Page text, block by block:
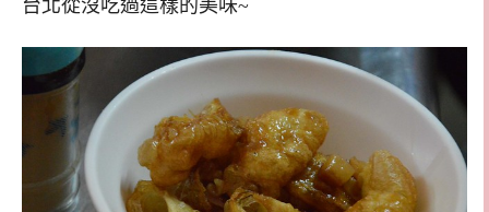
台北從沒吃過這樣的美味~